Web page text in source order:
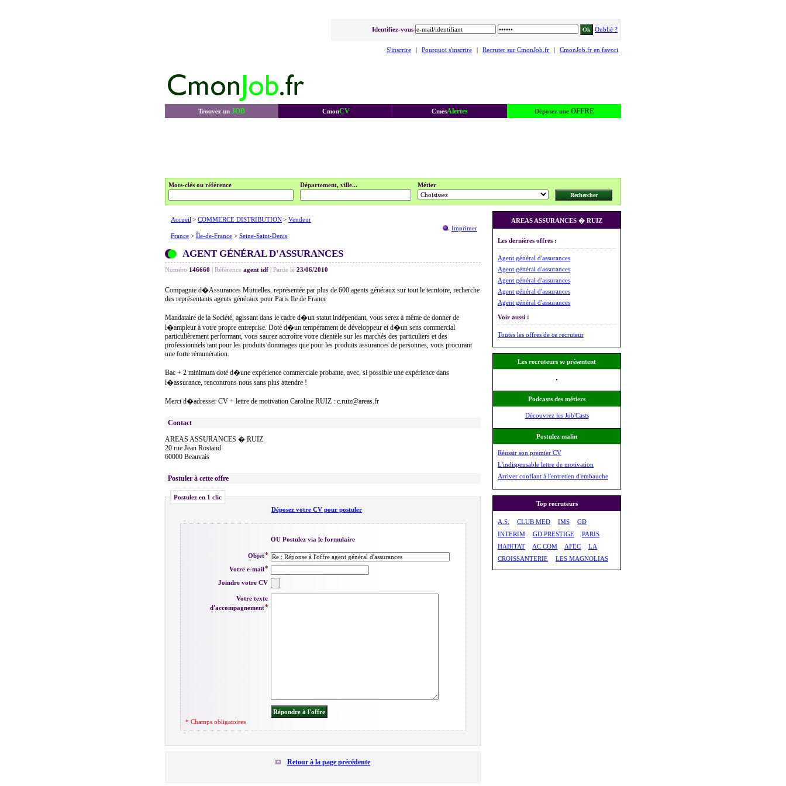
Identifiez-vous Oublié ?
S'inscrire | Pourquoi s'inscrire | Recruter sur CmonJob.fr | CmonJob.fr en favori
Trouvez un JOB CmonCV CmesAlertes Déposez une OFFRE
Mots-clés ou référence Département, ville... Métier
Imprimer
Accueil > COMMERCE DISTRIBUTION> Vendeur
France > Île-de-France > Seine-Saint-Denis
AGENT GÉNÉRAL D'ASSURANCES
Numéro 146660 | Référence agent idf | Parue le 23/06/2010
Compagnie d�Assurances Mutuelles, représentée par plus de 600 agents généraux sur tout le territoire, recherche
des représentants agents généraux pour Paris Ile de France
Mandataire de la Société, agissant dans le cadre d�un statut indépendant, vous serez à même de donner de
l�ampleur à votre propre entreprise. Doté d�un tempérament de développeur et d�un sens commercial
particulièrement performant, vous saurez accroître votre clientèle sur les marchés des particuliers et des
professionnels tant pour les produits dommages que pour les produits assurances de personnes, vous procurant
une forte rémunération.
Bac + 2 minimum doté d�une expérience commerciale probante, avec, si possible une expérience dans
l�assurance, rencontrons nous sans plus attendre !
Merci d�adresser CV + lettre de motivation Caroline RUIZ : c.ruiz@areas.fr
Contact
AREAS ASSURANCES � RUIZ
20 rue Jean Rostand
60000 Beauvais
Postuler à cette offre
Postulez en 1 clic
Déposez votre CV pour postuler
OU Postulez via le formulaire
Objet
Votre e-mail
Joindre votre CV
Votre texte
d'accompagnement
* Champs obligatoires
Retour à la page précédente
AREAS ASSURANCES � RUIZ
Les dernières offres :
Agent général d'assurances
Agent général d'assurances
Agent général d'assurances
Agent général d'assurances
Agent général d'assurances
Voir aussi :
Toutes les offres de ce recruteur
Les recruteurs se présentent
Podcasts des métiers
Découvrez les Job'Casts
Postulez malin
Réussir son premier CV
L'indispensable lettre de motivation
Arriver confiant à l'entretien d'embauche
Top recruteurs
A.S. CLUB MED IMS
GD
INTERIM
GD PRESTIGE
PARIS
HABITAT
AC COM AFEC
LA
CROISSANTERIE
LES MAGNOLIAS